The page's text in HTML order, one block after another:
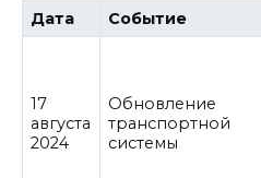
Дата Событие
17
августа
2024
Обновление
транспортной
системы